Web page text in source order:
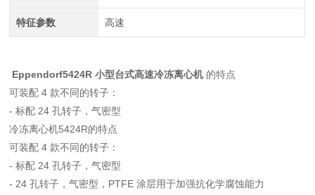
特征参数 高速
Eppendorf5424R 小型台式高速冷冻离心机​的特点
可装配 4 款不同的转子：
- 标配 24 孔转子，气密型
冷冻离心机5424R的特点
可装配 4 款不同的转子：
- 标配 24 孔转子，气密型
- 24 孔转子，气密型，PTFE 涂层用于加强抗化学腐蚀能力